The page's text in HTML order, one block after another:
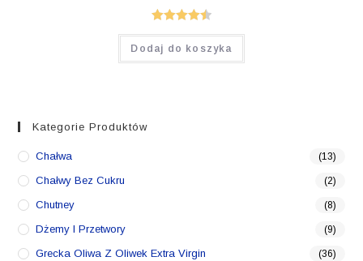
Oceniono
4.50na 5
Dodaj do koszyka
Kategorie Produktów
Chałwa (13)
Chałwy Bez Cukru (2)
Chutney (8)
Dżemy I Przetwory (9)
Grecka Oliwa Z Oliwek Extra Virgin (36)